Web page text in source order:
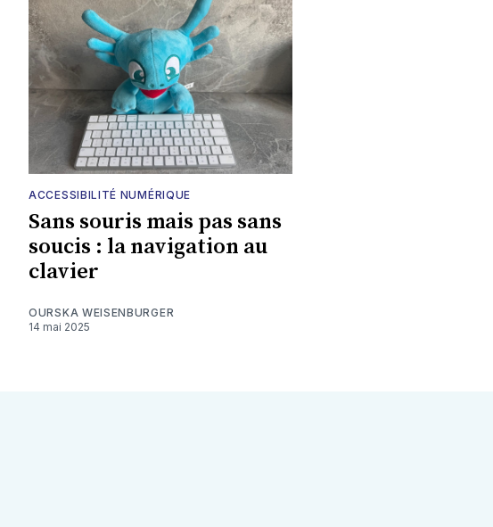
ACCESSIBILITÉ NUMÉRIQUE
Sans souris mais pas sans
soucis : la navigation au
clavier
OURSKA WEISENBURGER
14 mai 2025